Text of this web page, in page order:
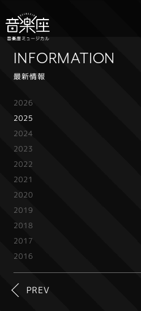
INFORMATION
最新情報
2026
2025
2024
2023
2022
2021
2020
2019
2018
2017
2016
PREV